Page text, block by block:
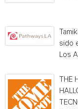
sido
Los
THE